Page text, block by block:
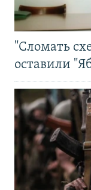
"Сломать
оставили